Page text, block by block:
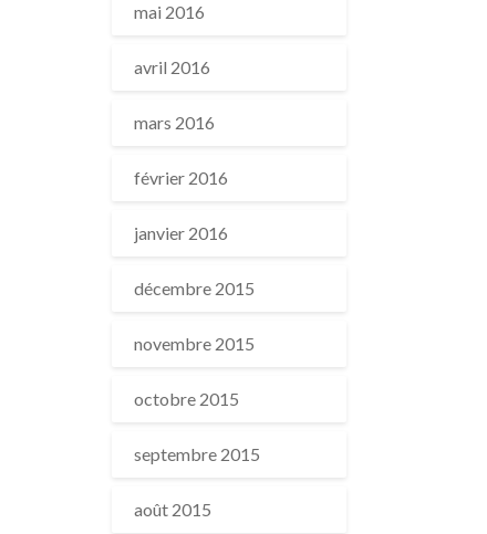
mai 2016
avril 2016
mars 2016
février 2016
janvier 2016
décembre 2015
novembre 2015
octobre 2015
septembre 2015
août 2015